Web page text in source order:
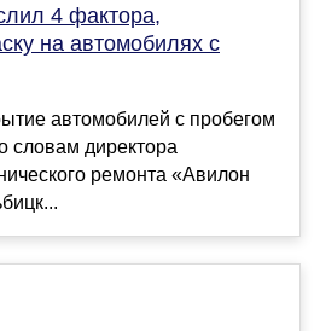
4 фактора,
на автомобилях с
автомобилей с пробегом
словам директора
ремонта «Авилон